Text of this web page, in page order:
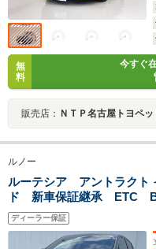
無
料
今すぐ
販売店： ＮＴＰ名古屋トヨペ
ルノー
ルーテシア アントラクト
ド 新車保証継承 ETC
AppleCarPlay シートヒー
ー アダプティブクルーズ
ポットワーニング 360°カ
ディーラー保証